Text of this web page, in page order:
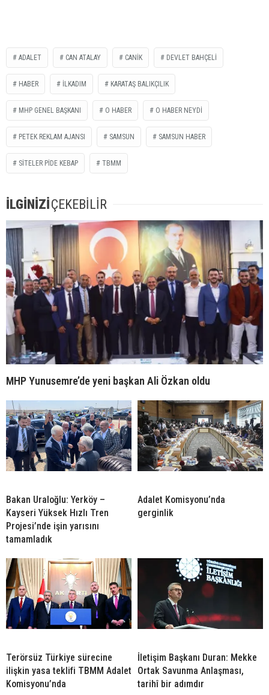
ADALET CAN ATALAY CANİK DEVLET BAHÇELI
HABER İLKADIM KARATAŞ BALIKÇILIK
MHP GENEL BAŞKANI O HABER O HABER NEYDİ
PETEK REKLAM AJANSI SAMSUN SAMSUN HABER
SİTELER PİDE KEBAP TBMM
İLGİNİZİÇEKEBİLİR
MHP Yunusemre’de yeni başkan Ali Özkan oldu
Bakan Uraloğlu: Yerköy –
Kayseri Yüksek Hızlı Tren
Projesi’nde işin yarısını
tamamladık
Adalet Komisyonu’nda
gerginlik
Terörsüz Türkiye sürecine
ilişkin yasa teklifi TBMM Adalet
Komisyonu’nda
İletişim Başkanı Duran: Mekke
Ortak Savunma Anlaşması,
tarihî bir adımdır